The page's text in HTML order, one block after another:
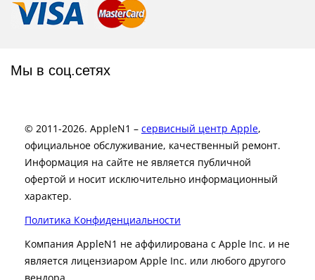
Мы в соц.сетях
© 2011-2026. AppleN1 – сервисный центр Apple,
официальное обслуживание, качественный ремонт.
Информация на сайте не является публичной
офертой и носит исключительно информационный
характер.
Политика Конфиденциальности
Компания AppleN1 не аффилирована c Apple Inc. и не
является лицензиаром Apple Inc. или любого другого